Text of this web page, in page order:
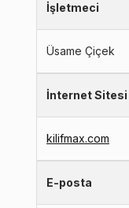
İşletmeci
Üsame Çiçek
İnternet Sitesi
kilifmax.com
E-posta